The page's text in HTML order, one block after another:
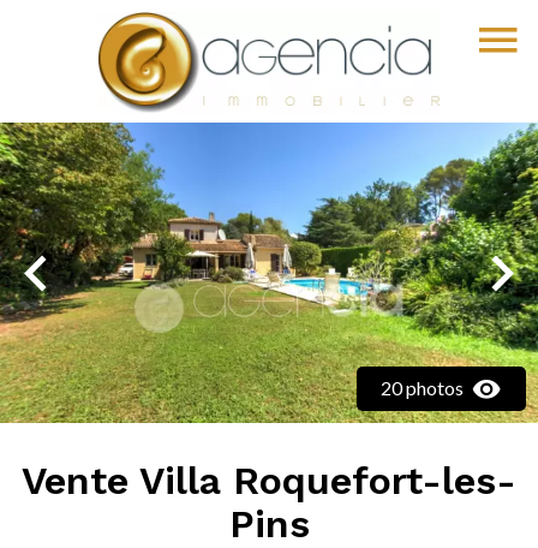
20 photos
Vente Villa Roquefort-les-
Pins